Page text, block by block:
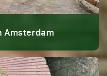
Amsterdam